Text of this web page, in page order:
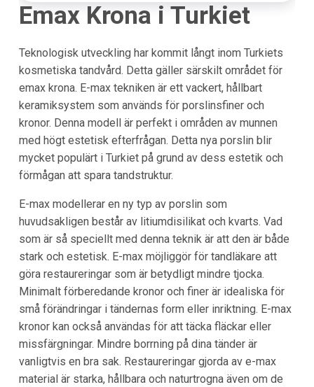
Emax Krona i Turkiet
Teknologisk utveckling har kommit långt inom Turkiets
kosmetiska tandvård. Detta gäller särskilt området för
emax krona. E-max tekniken är ett vackert, hållbart
keramiksystem som används för porslinsfiner och
kronor. Denna modell är perfekt i områden av munnen
med högt estetisk efterfrågan. Detta nya porslin blir
mycket populärt i Turkiet på grund av dess estetik och
förmågan att spara tandstruktur.
E-max modellerar en ny typ av porslin som
huvudsakligen består av litiumdisilikat och kvarts. Vad
som är så speciellt med denna teknik är att den är både
stark och estetisk. E-max möjliggör för tandläkare att
göra restaureringar som är betydligt mindre tjocka.
Minimalt förberedande kronor och finer är idealiska för
små förändringar i tändernas form eller inriktning. E-max
kronor kan också användas för att täcka fläckar eller
missfärgningar. Mindre borrning på dina tänder är
vanligtvis en bra sak. Restaureringar gjorda av e-max
material är starka, hållbara och naturtrogna även om de